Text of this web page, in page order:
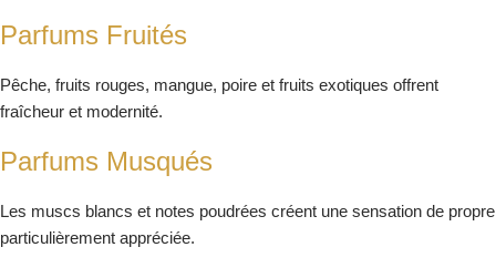
Parfums Fruités
Pêche, fruits rouges, mangue, poire et fruits exotiques offrent
fraîcheur et modernité.
Parfums Musqués
Les muscs blancs et notes poudrées créent une sensation de propre
particulièrement appréciée.